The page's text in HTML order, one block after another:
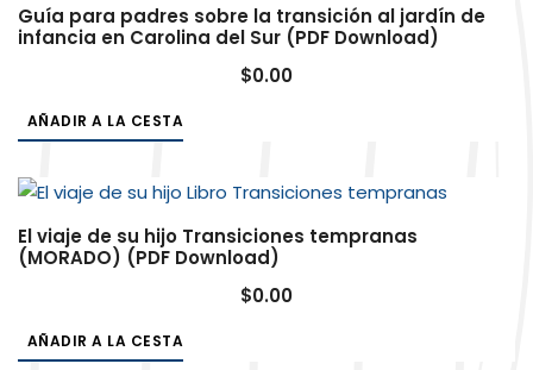
Guía para padres sobre la transición al jardín de
infancia en Carolina del Sur (PDF Download)
$0.00
AÑADIR A LA CESTA
El viaje de su hijo Transiciones tempranas
(MORADO) (PDF Download)
$0.00
AÑADIR A LA CESTA